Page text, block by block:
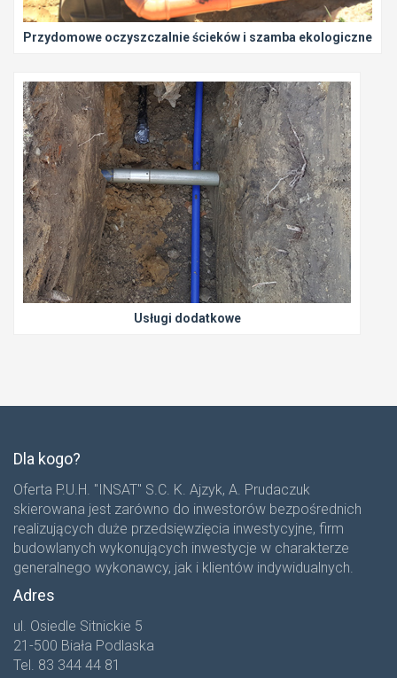
Przydomowe oczyszczalnie ścieków i szamba ekologiczne
Usługi dodatkowe
Dla kogo?
Oferta P.U.H. "INSAT" S.C. K. Ajzyk, A. Prudaczuk
skierowana jest zarówno do inwestorów bezpośrednich
realizujących duże przedsięwzięcia inwestycyjne, firm
budowlanych wykonujących inwestycje w charakterze
generalnego wykonawcy, jak i klientów indywidualnych.
Adres
ul. Osiedle Sitnickie 5
21-500 Biała Podlaska
Tel. 83 344 44 81